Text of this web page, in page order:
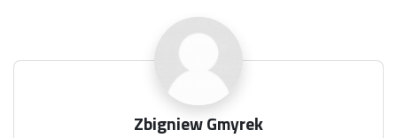
Zbigniew Gmyrek